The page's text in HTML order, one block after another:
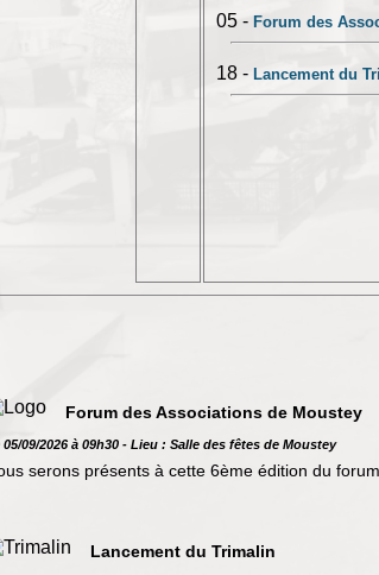
05 - Forum des
18 - Lancement du
Forum des Associations de Moustey
05/09/2026 à 09h30 - Lieu : Salle des fêtes de Moustey
serons présents à cette 6ème édition du
Lancement du Trimalin